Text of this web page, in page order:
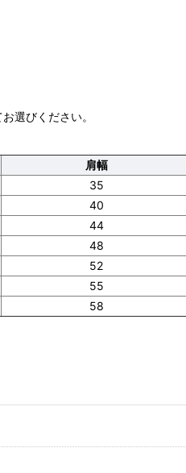
選びください。
肩幅
35
40
44
48
52
55
58